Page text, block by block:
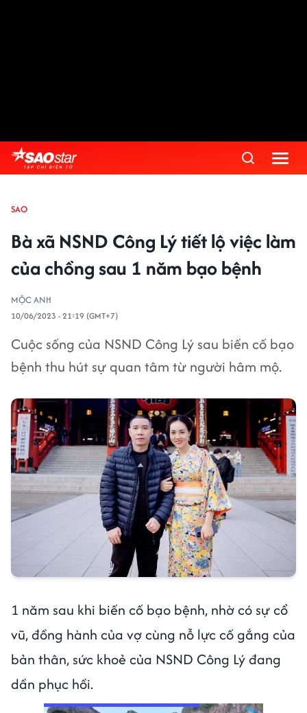
SAO
Bà xã NSND Công Lý tiết lộ việc làm
của chồng sau 1 năm bạo bệnh
MỘC ANH
10/06/2023 - 21:19 (GMT+7)
Cuộc sống của NSND Công Lý sau biến cố bạo
bệnh thu hút sự quan tâm từ người hâm mộ.
1 năm sau khi biến cố bạo bệnh, nhờ có sự cổ
vũ, đồng hành của vợ cùng nỗ lực cố gắng của
bản thân, sức khoẻ của NSND Công Lý đang
dần phục hồi.